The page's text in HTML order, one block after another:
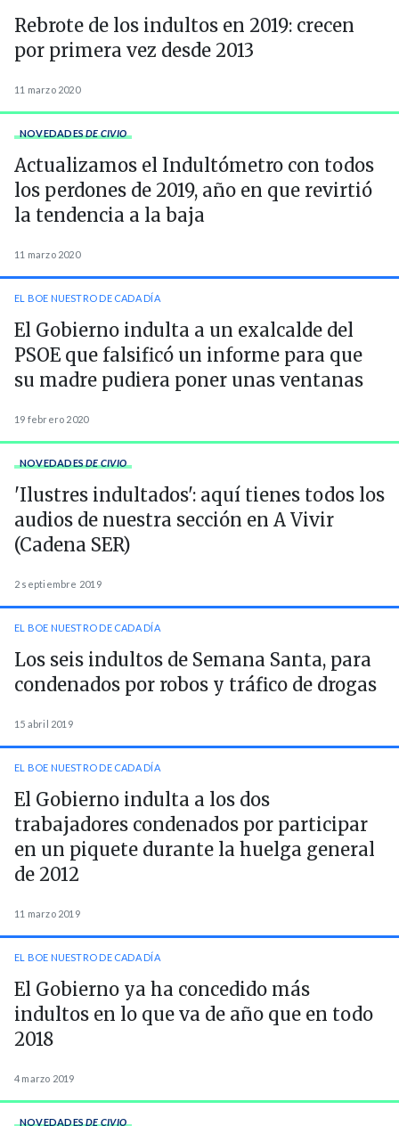
Rebrote de los indultos en 2019: crecen
por primera vez desde 2013
11 marzo 2020
NOVEDADES DE CIVIO
Actualizamos el Indultómetro con todos
los perdones de 2019, año en que revirtió
la tendencia a la baja
11 marzo 2020
EL BOE NUESTRO DE CADA DÍA
El Gobierno indulta a un exalcalde del
PSOE que falsificó un informe para que
su madre pudiera poner unas ventanas
19 febrero 2020
NOVEDADES DE CIVIO
'Ilustres indultados': aquí tienes todos los
audios de nuestra sección en A Vivir
(Cadena SER)
2 septiembre 2019
EL BOE NUESTRO DE CADA DÍA
Los seis indultos de Semana Santa, para
condenados por robos y tráfico de drogas
15 abril 2019
EL BOE NUESTRO DE CADA DÍA
El Gobierno indulta a los dos
trabajadores condenados por participar
en un piquete durante la huelga general
de 2012
11 marzo 2019
EL BOE NUESTRO DE CADA DÍA
El Gobierno ya ha concedido más
indultos en lo que va de año que en todo
2018
4 marzo 2019
NOVEDADES DE CIVIO